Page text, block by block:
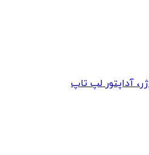
آداپتور لپ تاپ